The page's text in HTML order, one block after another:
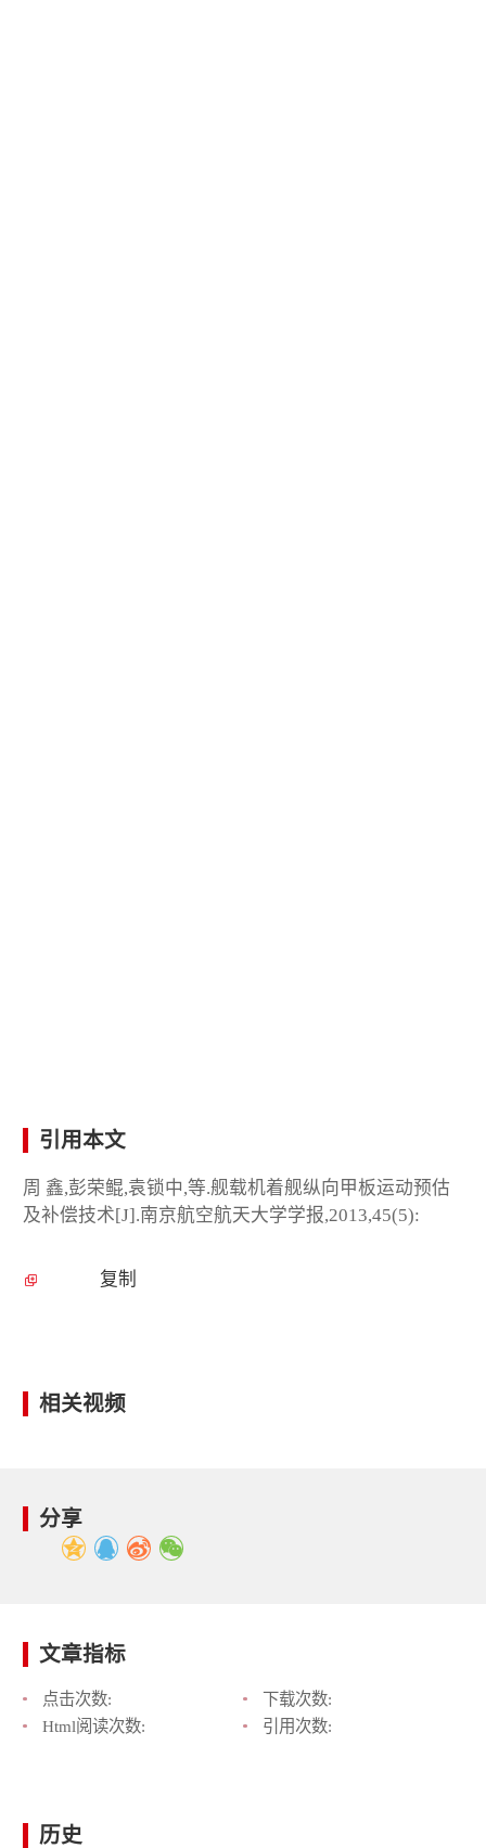
引用本文
周 鑫,彭荣鲲,袁锁中,等.舰载机着舰纵向甲板运动预估
及补偿技术[J].南京航空航天大学学报,2013,45(5):
复制
相关视频
分享
文章指标
点击次数:
下载次数:
Html阅读次数:
引用次数:
历史